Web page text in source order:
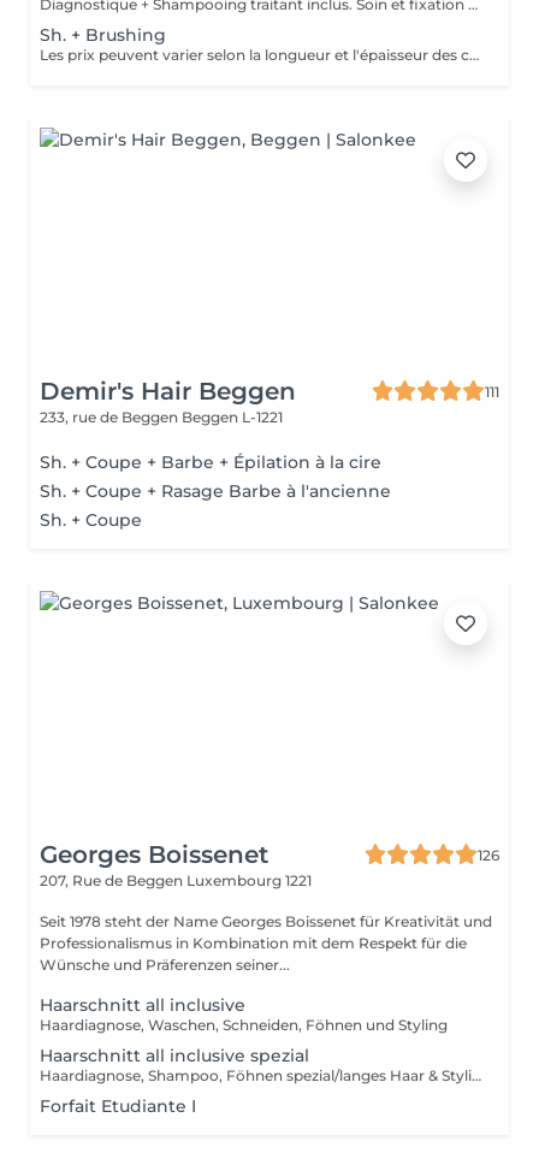
Diagnostique + Shampooing traitant inclus. Soin et fixation en supplément. Les prix peuvent varier selon la longueur et l'épaisseur des cheveux.
Sh. + Brushing
Les prix peuvent varier selon la longueur et l'épaisseur des cheveux.
Demir's Hair Beggen
111
233, rue de Beggen Beggen L-1221
Sh. + Coupe + Barbe + Épilation à la cire
Sh. + Coupe + Rasage Barbe à l'ancienne
Sh. + Coupe
Georges Boissenet
126
207, Rue de Beggen Luxembourg 1221
Seit 1978 steht der Name Georges Boissenet für Kreativität und
Professionalismus in Kombination mit dem Respekt für die
Wünsche und Präferenzen seiner...
Haarschnitt all inclusive
Haardiagnose, Waschen, Schneiden, Föhnen und Styling
Haarschnitt all inclusive spezial
Haardiagnose, Shampoo, Föhnen spezial/langes Haar & Styling
Forfait Etudiante I